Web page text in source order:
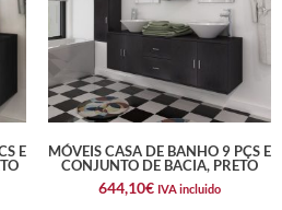
E
MÓVEIS CASA DE BANHO 9 PÇS E
CONJUNTO DE BACIA, PRETO
644,10€ IVA incluido